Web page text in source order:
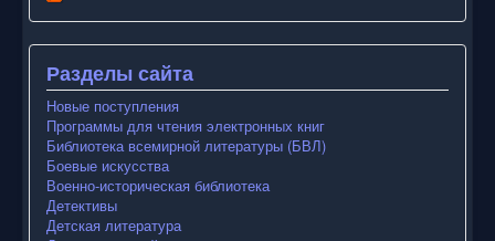
Разделы сайта
Новые поступления
Программы для чтения электронных книг
Библиотека всемирной литературы (БВЛ)
Боевые искусства
Военно-историческая библиотека
Детективы
Детская литература